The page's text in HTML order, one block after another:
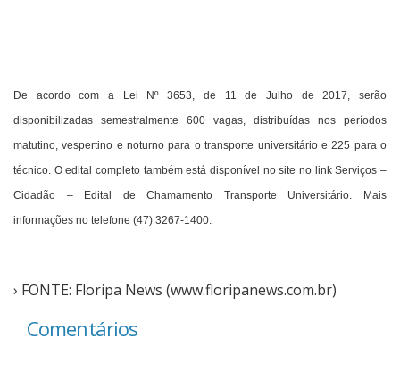
De acordo com a Lei Nº 3653, de 11 de Julho de 2017, serão
disponibilizadas semestralmente 600 vagas, distribuídas nos períodos
matutino, vespertino e noturno para o transporte universitário e 225 para o
técnico. O edital completo também está disponível no site no link Serviços –
Cidadão – Edital de Chamamento Transporte Universitário. Mais
informações no telefone (47) 3267-1400.
› FONTE: Floripa News (www.floripanews.com.br)
Comentários